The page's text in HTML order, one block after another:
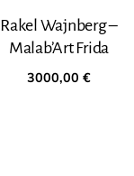
Rakel Wajnberg –
Malab’Art Frida
3000,00€